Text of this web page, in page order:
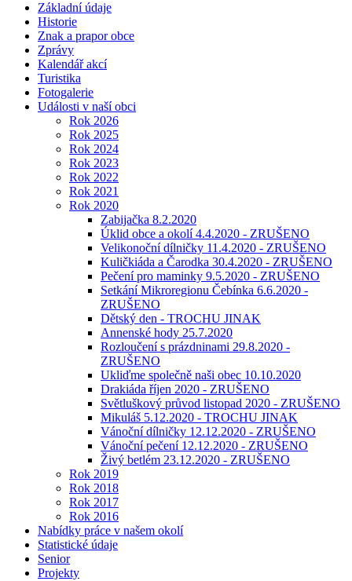
Základní údaje
Historie
Znak a prapor obce
Zprávy
Kalendář akcí
Turistika
Fotogalerie
Události v naší obci
Rok 2026
Rok 2025
Rok 2024
Rok 2023
Rok 2022
Rok 2021
Rok 2020
Zabijačka 8.2.2020
Úklid obce a okolí 4.4.2020 - ZRUŠENO
Velikonoční dílničky 11.4.2020 - ZRUŠENO
Kuličkiáda a Čarodka 30.4.2020 - ZRUŠENO
Pečení pro maminky 9.5.2020 - ZRUŠENO
Setkání Mikroregionu Čebínka 6.6.2020 -
ZRUŠENO
Dětský den - TROCHU JINAK
Annenské hody 25.7.2020
Rozloučení s prázdninami 29.8.2020 -
ZRUŠENO
Ukliďme společně naši obec 10.10.2020
Drakiáda říjen 2020 - ZRUŠENO
Světluškový průvod listopad 2020 - ZRUŠENO
Mikuláš 5.12.2020 - TROCHU JINAK
Vánoční dílničky 12.12.2020 - ZRUŠENO
Vánoční pečení 12.12.2020 - ZRUŠENO
Živý betlém 23.12.2020 - ZRUŠENO
Rok 2019
Rok 2018
Rok 2017
Rok 2016
Nabídky práce v našem okolí
Statistické údaje
Senior
Projekty